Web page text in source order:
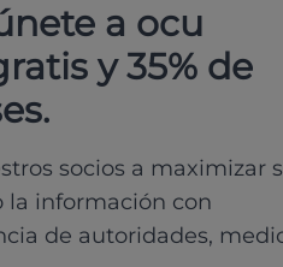
a ocu
y 35% de
socios a maximizar
información con
de autoridades,